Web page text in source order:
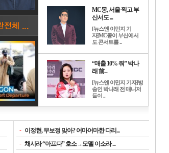
MC몽, 서울 찍고 부
산서도 ...
[뉴스엔 이민지 기
자]MC몽이 부산에서
도 콘서트를 ..
“매출 10% 줘” 박나
래 前...
[뉴스엔 이민지 기자]방
송인 박나래 전 매니저
들이 ..
- 이정현, 무보정 맞아? 어마어마한 다리...
- 채시라 “아프다” 호소→모델 이소라 ...